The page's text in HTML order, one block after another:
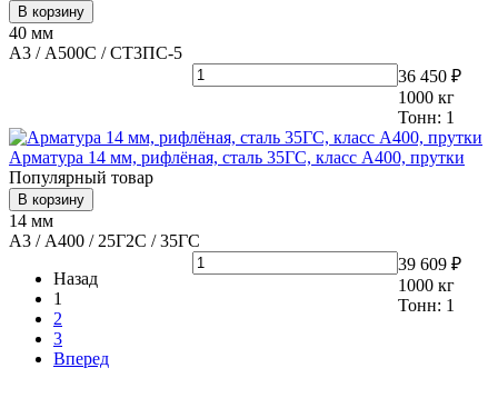
В корзину
40 мм
А3 / А500С / СТ3ПС-5
36 450 ₽
1000 кг
Тонн: 1
Арматура 14 мм, рифлёная, сталь 35ГС, класс А400, прутки
Популярный товар
В корзину
14 мм
А3 / А400 / 25Г2С / 35ГС
39 609 ₽
1000 кг
Тонн: 1
Назад
1
2
3
Вперед